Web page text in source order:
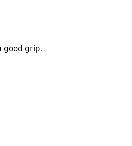
good grip.